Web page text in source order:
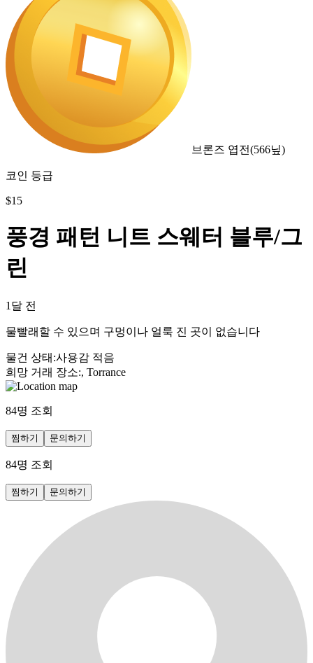
브론즈 엽전(566닢)
코인 등급
$15
풍경 패턴 니트 스웨터 블루/그
린
1달 전
물빨래할 수 있으며 구멍이나 얼룩 진 곳이 없습니다
물건 상태 :사용감 적음
희망 거래 장소:, Torrance
84명 조회
찜하기 문의하기
84명 조회
찜하기 문의하기